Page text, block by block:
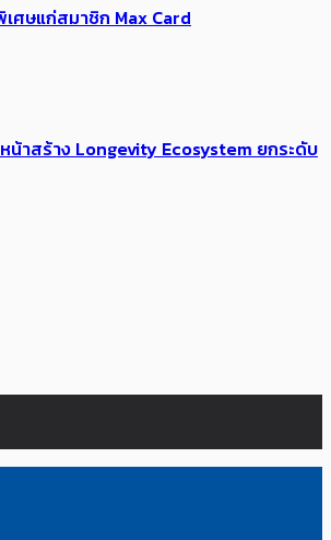
ศษแก่สมาชิก Max Card
น้าสร้าง Longevity Ecosystem ยกระดับ